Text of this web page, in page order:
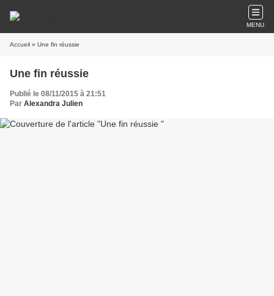
MENU
Accueil » Une fin réussie
Une fin réussie
Publié le 08/11/2015 à 21:51
Par Alexandra Julien